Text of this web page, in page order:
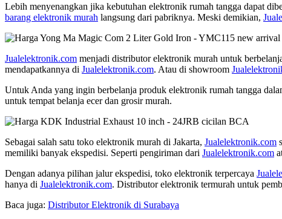
Lebih menyenangkan jika kebutuhan elektronik rumah tangga dapat
barang elektronik murah langsung dari pabriknya. Meski demikian,
Jualelektronik.com menjadi distributor elektronik murah untuk
mendapatkannya di Jualelektronik.com. Atau di showroom
Untuk Anda yang ingin berbelanja produk elektronik rumah tangga
untuk tempat belanja ecer dan grosir murah.
Sebagai salah satu toko elektronik murah di Jakarta, Jualelektronik.com
memiliki banyak ekspedisi. Seperti pengiriman dari Jualelektronik.com
Dengan adanya pilihan jalur ekspedisi, toko elektronik terpercaya
hanya di Jualelektronik.com. Distributor elektronik termurah untuk
Baca juga: Distributor Elektronik di Surabaya